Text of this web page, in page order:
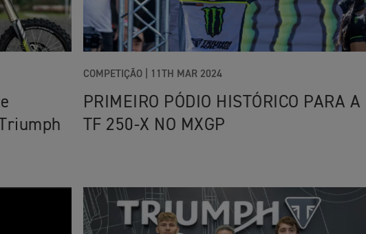
COMPETIÇÃO| 11TH MAR 2024
PRIMEIRO PÓDIO HISTÓRICO PARA A
TF 250-X NO MXGP